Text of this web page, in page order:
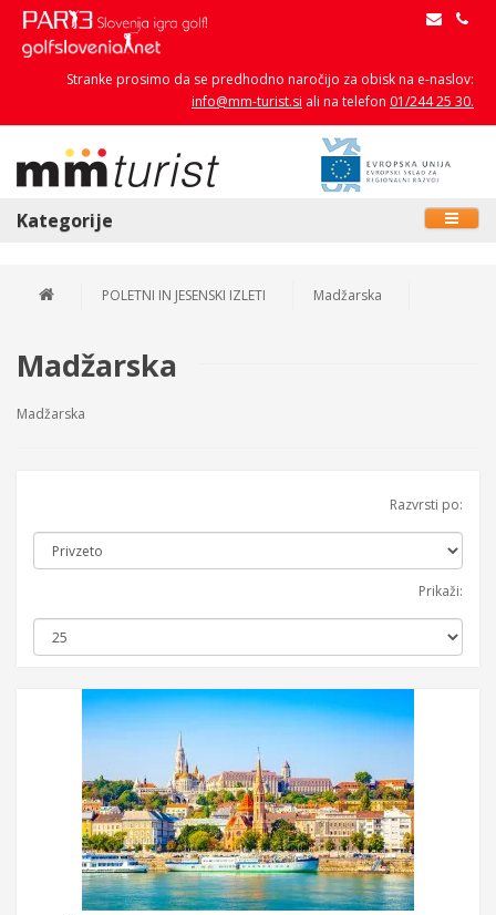
Stranke prosimo da se predhodno naročijo za obisk na e-naslov:
info@mm-turist.si ali na telefon 01/244 25 30.
Kategorije
POLETNI IN JESENSKI IZLETI Madžarska
Madžarska
Madžarska
Razvrsti po:
Prikaži: